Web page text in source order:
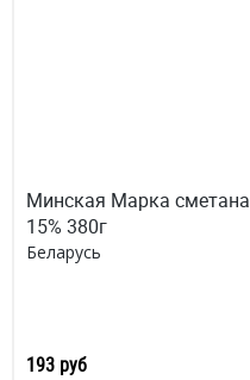
Минская Марка сметана
15% 380г
Беларусь
193 руб